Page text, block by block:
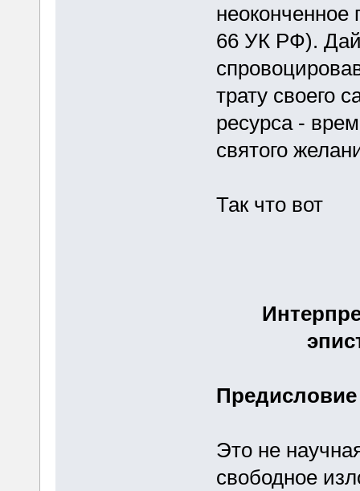
неоконченное
66 УК РФ).
трату своего
ресурса -
святого
Так что вот
Предисловие
Это не
свободное